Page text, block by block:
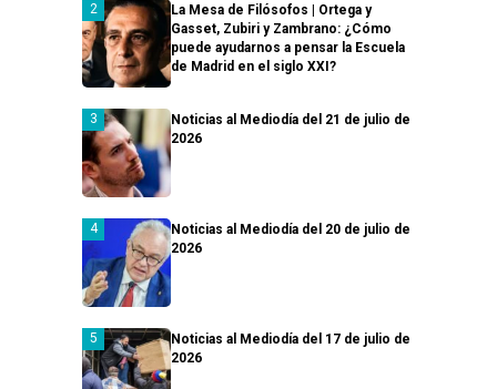
La Mesa de Filósofos | Ortega y
Gasset, Zubiri y Zambrano: ¿Cómo
puede ayudarnos a pensar la Escuela
de Madrid en el siglo XXI?
Noticias al Mediodía del 21 de julio de
2026
Noticias al Mediodía del 20 de julio de
2026
Noticias al Mediodía del 17 de julio de
2026